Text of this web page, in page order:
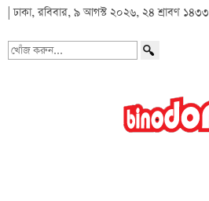
| ঢাকা, রবিবার, ৯ আগস্ট ২০২৬, ২৪ শ্রাবণ ১৪৩৩
খোঁজ